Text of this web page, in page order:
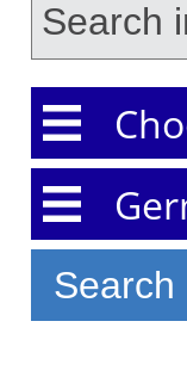
Choose
Choose